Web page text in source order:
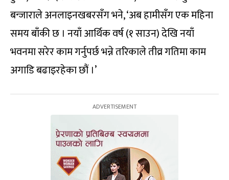
बन्जाराले अनलाइनखबरसँग भने, ‘अब हामीसँग एक महिना
समय बाँकी छ । नयाँ आर्थिक वर्ष (१ साउन) देखि नयाँ
भवनमा सरेर काम गर्नुपर्छ भन्ने तरिकाले तीव्र गतिमा काम
अगाडि बढाइरहेका छौं ।’